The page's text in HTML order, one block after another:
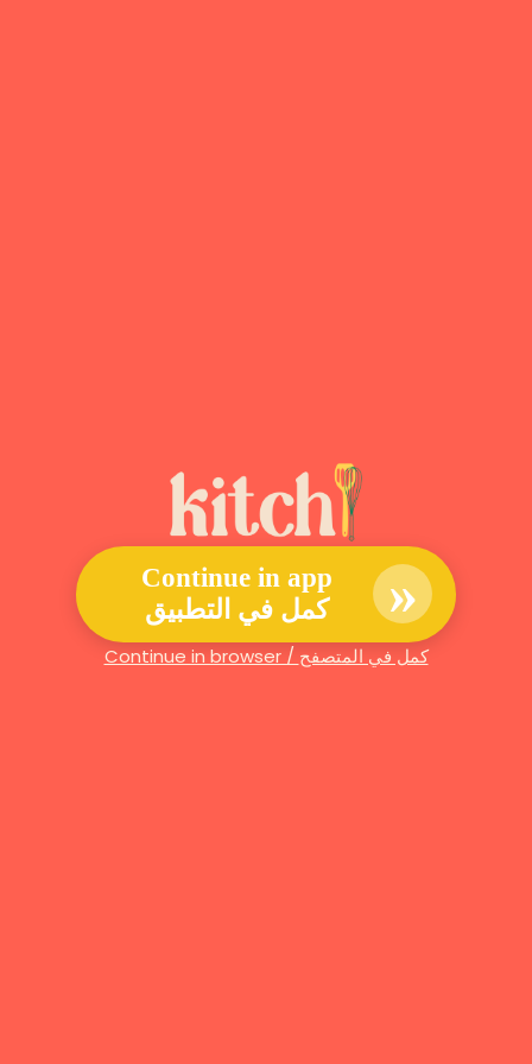
Continue in app
كمل في التطبيق
»
Continue in browser / كمل في المتصفح